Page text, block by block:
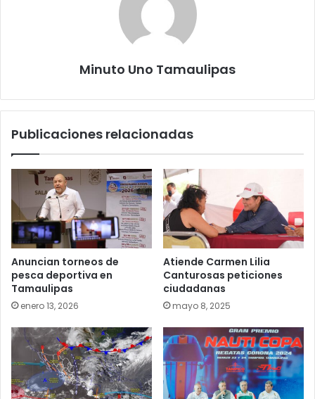
Minuto Uno Tamaulipas
Publicaciones relacionadas
Anuncian torneos de
pesca deportiva en
Tamaulipas
enero 13, 2026
Atiende Carmen Lilia
Canturosas peticiones
ciudadanas
mayo 8, 2025